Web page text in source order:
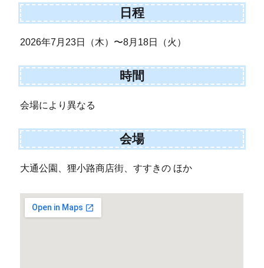
日程
2026年7月23日（木）〜8月18日（火）
時間
会場により異なる
会場
大通公園、狸小路商店街、すすきの ほか